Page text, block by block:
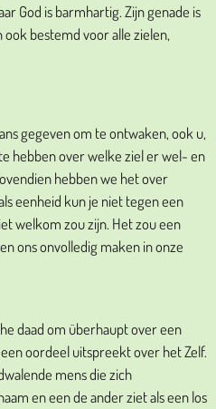
God is barmhartig. Zijn genade is
ook bestemd voor alle zielen,
gegeven om te ontwaken, ook u,
hebben over welke ziel er wel- en
hebben we het over
eenheid kun je niet tegen een
welkom zou zijn. Het zou een
ons onvolledig maken in onze
daad om überhaupt over een
oordeel uitspreekt over het Zelf.
mens die zich
en een de ander ziet als een los